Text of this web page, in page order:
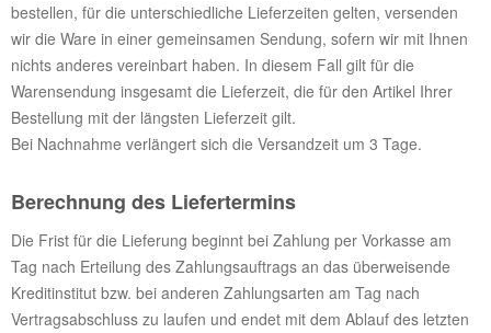
bestellen, für die unterschiedliche Lieferzeiten gelten, versenden
wir die Ware in einer gemeinsamen Sendung, sofern wir mit Ihnen
nichts anderes vereinbart haben. In diesem Fall gilt für die
Warensendung insgesamt die Lieferzeit, die für den Artikel Ihrer
Bestellung mit der längsten Lieferzeit gilt.
Bei Nachnahme verlängert sich die Versandzeit um 3 Tage.
Berechnung des Liefertermins
Die Frist für die Lieferung beginnt bei Zahlung per Vorkasse am
Tag nach Erteilung des Zahlungsauftrags an das überweisende
Kreditinstitut bzw. bei anderen Zahlungsarten am Tag nach
Vertragsabschluss zu laufen und endet mit dem Ablauf des letzten